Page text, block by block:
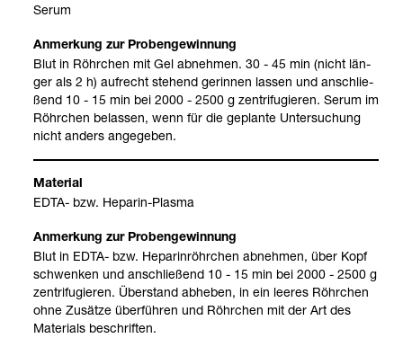
Serum
Blut in Röhr­chen mit Gel abneh­men. 30 - 45 min (nicht län­
ger als 2 h) auf­recht ste­hend gerin­nen las­sen und anschlie­
ßend 10 - 15 min bei 2000 - 2500 g zen­tri­fu­gie­ren. Serum im
Röhr­chen belas­sen, wenn für die geplante Unter­su­chung
nicht anders ange­ge­ben.
EDTA-​ bzw. Hepa­rin-​Plasma
Blut in EDTA-​ bzw. Hepa­rin­röhr­chen abneh­men, über Kopf
schwen­ken und anschlie­ßend 10 - 15 min bei 2000 - 2500 g
zen­tri­fu­gie­ren. Über­stand abhe­ben, in ein lee­res Röhr­chen
ohne Zusätze über­füh­ren und Röhr­chen mit der Art des
Mate­ri­als beschrif­ten.